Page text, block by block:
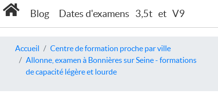
Blog Dates d'examens 3,5t et V9
Accueil
Centre de formation proche par ville
Allonne, examen à Bonnières sur Seine - formations
de capacité légère et lourde